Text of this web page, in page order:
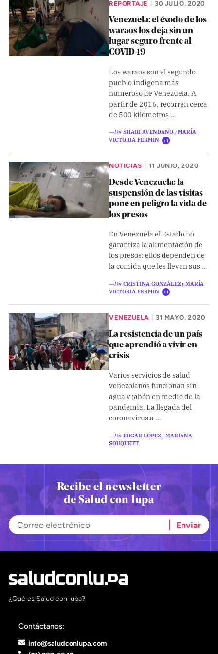
Climatopedia
Medio ambiente
Salud mental
Género
Biblioterapia
Cartas y réplicas
APÓYANOS
RECIBE NUESTRO BOLETÍN
Enviar
SÍGUENOS
REPORTAJE 30 JULIO, 2020
Venezuela: el éxodo de los
waraos los deja sin un
lugar seguro frente al
COVID-19
Los waraos son el segundo
pueblo indígena más
numeroso de Venezuela. A
partir de 2016, recorren cerca
de 500 kilómetros …
―PorSHARI AVENDAÑOyMARÍA
VICTORIA FERMÍN
+1
NOTICIAS 11 JUNIO, 2020
Desde Venezuela: la
suspensión de las visitas
pone en peligro la vida de
los presos
En Venezuela el Estado no
garantiza la alimentación de
los presos: ellos dependen de
la comida que les llevan sus …
―PorCRISTINA GONZÁLEZyMARÍA
VICTORIA FERMÍN
+1
VENEZUELA | 31 MAYO, 2020
La resistencia de un país
que aprendió a vivir en
crisis
Varios servicios de salud
venezolanos funcionan sin
agua y jabón en medio de la
pandemia. La llegada del
coronavirus a …
―PorEDGAR LÓPEZyMARIANA
SOUQUETT
Recibe el newsletter
de Salud con lupa
¿Qué es Salud con lupa?
Contáctanos:
info@saludconlupa.com